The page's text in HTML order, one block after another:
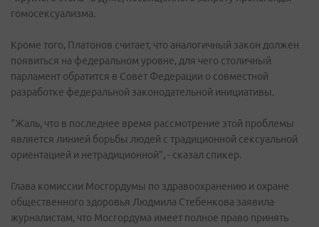
гомосексуализма.
Кроме того, Платонов считает, что аналогичный закон должен
появиться на федеральном уровне, для чего столичный
парламент обратится в Совет Федерации о совместной
разработке федеральной законодательной инициативы.
"Жаль, что в последнее время рассмотрение этой проблемы
является линией борьбы людей с традиционной сексуальной
ориентацией и нетрадиционной", - сказал спикер.
Глава комиссии Мосгордумы по здравоохранению и охране
общественного здоровья Людмила Стебенкова заявила
журналистам, что Мосгордума имеет полное право принять